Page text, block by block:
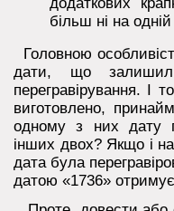
більш ні на
Головною
дати, що
перегравірування. І
виготовлено,
одному з них дату
інших двох? Якщо і
дата була
датою «1736»